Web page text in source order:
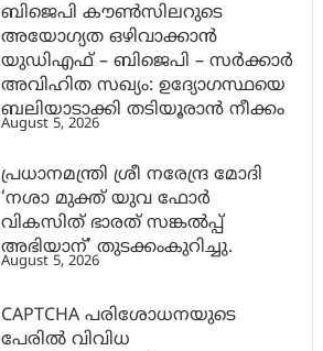
ബിജെപി കൗൺസിലറുടെ
അയോഗ്യത ഒഴിവാക്കാൻ
യുഡിഎഫ് – ബിജെപി – സർക്കാർ
അവിഹിത സഖ്യം: ഉദ്യോഗസ്ഥയെ
ബലിയാടാക്കി തടിയൂരാൻ നീക്കം
August 5, 2026
പ്രധാനമന്ത്രി ശ്രീ നരേന്ദ്ര മോദി
‘നശാ മുക്ത് യുവ ഫോർ
വികസിത് ഭാരത് സങ്കൽപ്പ്
അഭിയാന്’ തുടക്കംകുറിച്ചു.
August 5, 2026
CAPTCHA പരിശോധനയുടെ
പേരില്‍ വിവിധ